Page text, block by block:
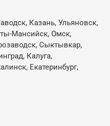
Казань, Ульяновск,
Мансийск, Омск,
Сыктывкар,
Калуга,
Екатеринбург,